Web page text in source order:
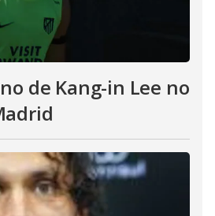
de Kang-in Lee no